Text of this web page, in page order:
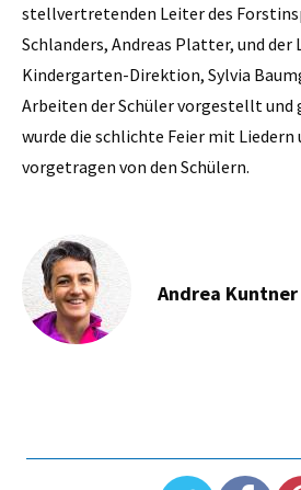
stellvertretenden Leiter des
Schlanders, Andreas Platter, und der
Kindergarten-Direktion, Sylvia
Arbeiten der Schüler vorgestellt und
wurde die schlichte Feier mit Liedern
vorgetragen von den Schülern.
Andrea Kuntner